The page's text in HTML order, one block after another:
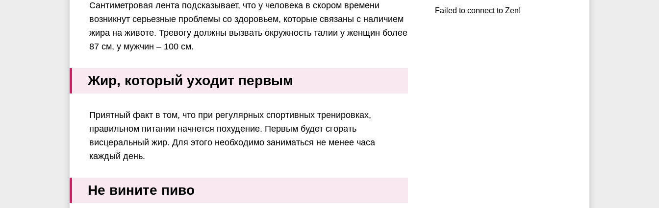
Сантиметровая лента подсказывает, что у человека в скором времени
возникнут серьезные проблемы со здоровьем, которые связаны с наличием
жира на животе. Тревогу должны вызвать окружность талии у женщин более
87 см, у мужчин – 100 см.
Жир, который уходит первым
Приятный факт в том, что при регулярных спортивных тренировках,
правильном питании начнется похудение. Первым будет сгорать
висцеральный жир. Для этого необходимо заниматься не менее часа
каждый день.
Не вините пиво
Failed to connect to Zen!